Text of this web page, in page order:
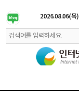
2026.08.06(목)